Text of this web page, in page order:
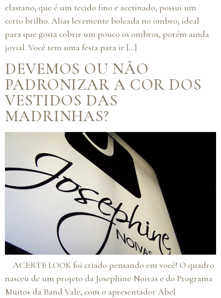
elastano, que é um tecido fino e acetinado, possui um
certo brilho. Alias levemente boleada no ombro, ideal
para que gosta cobrir um pouco os ombros, porém ainda
jovial. Você tem uma festa para ir […]
DEVEMOS OU NÃO
PADRONIZAR A COR DOS
VESTIDOS DAS
MADRINHAS?
ACERTE LOOK foi criado pensando em você! O quadro
nasceu de um projeto da Josephine Noivas e do Programa
Muito+ da Band Vale, com o apresentador Abel